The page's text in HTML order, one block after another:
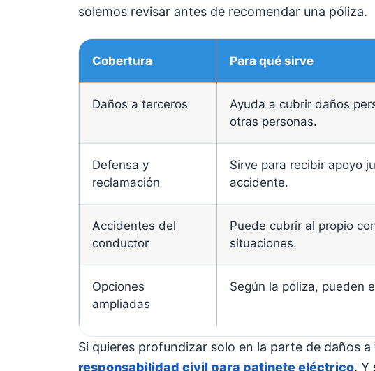
solemos revisar antes de recomendar una póliza.
Cobertura Para qué sirve
Daños a terceros
Ayuda a cubrir daños
otras personas.
Defensa y
reclamación
Sirve para recibir apoyo
accidente.
Accidentes del
conductor
Puede cubrir al propio
situaciones.
Opciones
ampliadas
Según la póliza, pueden
Si quieres profundizar solo en la parte de daños
responsabilidad civil para patinete eléctrico. Y